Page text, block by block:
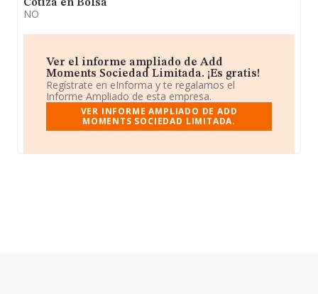
Cotiza en Bolsa
NO
Ver el informe ampliado de Add
Moments Sociedad Limitada. ¡Es gratis!
Regístrate en eInforma y te regalamos el
Informe Ampliado de esta empresa.
VER INFORME AMPLIADO DE ADD
MOMENTS SOCIEDAD LIMITADA.